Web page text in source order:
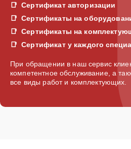
Сертификат авторизации
Сертификаты на
Сертификаты на
Сертификат у каждого
При обращении в наш сервис
компетентное обслуживание, а
все виды работ и комплектующих.